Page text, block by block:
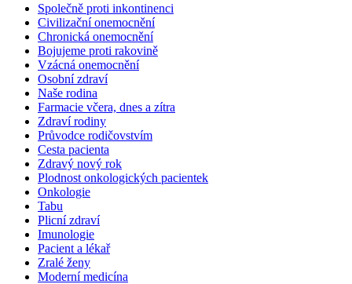
Společně proti inkontinenci
Civilizační onemocnění
Chronická onemocnění
Bojujeme proti rakovině
Vzácná onemocnění
Osobní zdraví
Naše rodina
Farmacie včera, dnes a zítra
Zdraví rodiny
Průvodce rodičovstvím
Cesta pacienta
Zdravý nový rok
Plodnost onkologických pacientek
Onkologie
Tabu
Plicní zdraví
Imunologie
Pacient a lékař
Zralé ženy
Moderní medicína